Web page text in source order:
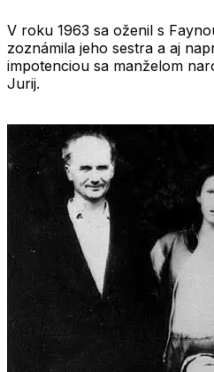
V roku 1963 sa oženil s
zoznámila jeho sestra a aj
impotenciou sa manželom
Jurij.